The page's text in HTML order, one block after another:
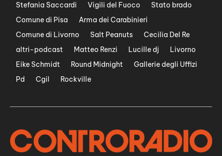
Stefania Saccardi
Vigili del Fuoco
Stato brado
Comune di Pisa
Arma dei Carabinieri
Comune di Livorno
Salt Peanuts
Cecilia Del Re
altri-podcast
Matteo Renzi Lucille dj
Livorno
Eike Schmidt
Round Midnight
Gallerie degli Uffizi
Pd
Cgil Rockville